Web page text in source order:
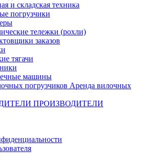
и складская техника
погрузчики
тележки (рохли)
заказов
тягачи
машины
Аренда вилочных
ПРОИЗВОДИТЕЛИ